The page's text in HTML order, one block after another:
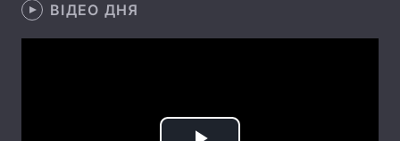
ВІДЕО ДНЯ